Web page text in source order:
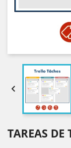

TAREAS